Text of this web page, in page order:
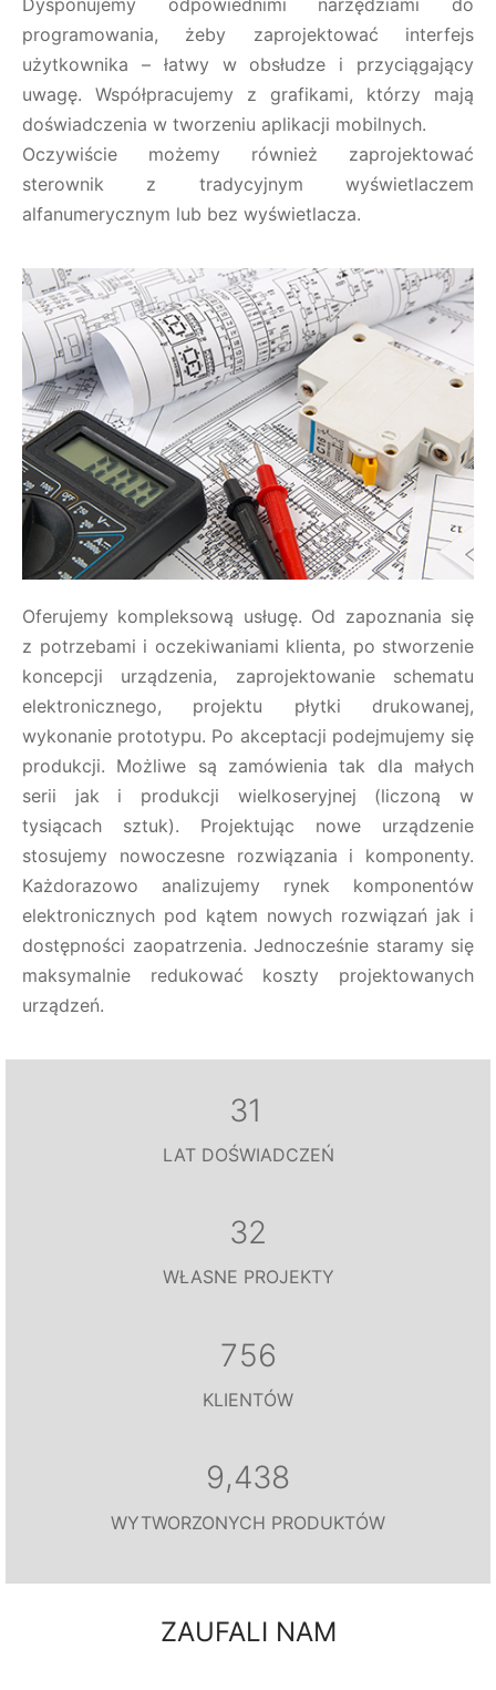
programowania, żeby zaprojektować interfejs
użytkownika – łatwy w obsłudze i przyciągający
uwagę. Współpracujemy z grafikami, którzy mają
doświadczenia w tworzeniu aplikacji mobilnych.
Oczywiście możemy również zaprojektować
sterownik z tradycyjnym wyświetlaczem
alfanumerycznym lub bez wyświetlacza.
Oferujemy kompleksową usługę. Od zapoznania się
z potrzebami i oczekiwaniami klienta, po stworzenie
koncepcji urządzenia, zaprojektowanie schematu
elektronicznego, projektu płytki drukowanej,
wykonanie prototypu. Po akceptacji podejmujemy się
produkcji. Możliwe są zamówienia tak dla małych
serii jak i produkcji wielkoseryjnej (liczoną w
tysiącach sztuk). Projektując nowe urządzenie
stosujemy nowoczesne rozwiązania i komponenty.
Każdorazowo analizujemy rynek komponentów
elektronicznych pod kątem nowych rozwiązań jak i
dostępności zaopatrzenia. Jednocześnie staramy się
maksymalnie redukować koszty projektowanych
urządzeń.
31
LAT DOŚWIADCZEŃ
32
WŁASNE PROJEKTY
756
KLIENTÓW
9,438
WYTWORZONYCH PRODUKTÓW
ZAUFALI NAM